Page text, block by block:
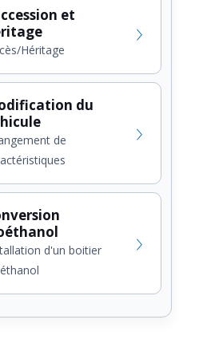
et
Héritage
du
de
d'un boitier